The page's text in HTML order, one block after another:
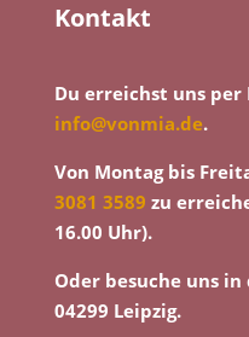
Kontakt
Du erreichst uns
info@vonmia.de.
Von Montag bis
3081 3589 zu
16.00 Uhr).
Oder besuche uns in
04299 Leipzig.